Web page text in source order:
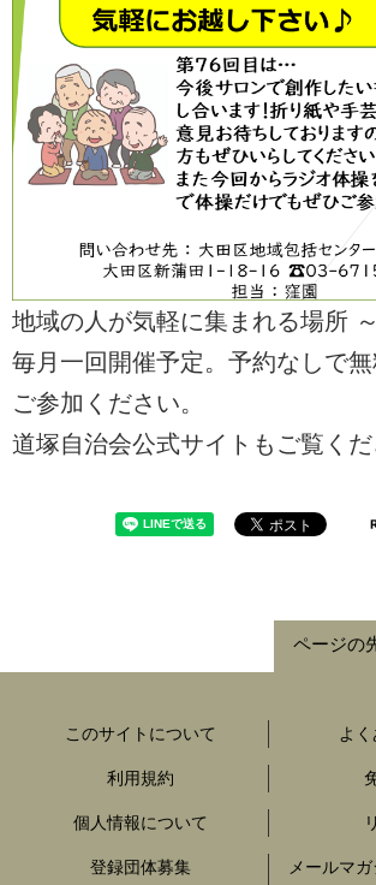
地域の人が気軽に集まれる場所
毎月一回開催予定。予約なしで
ご参加ください。
道塚自治会公式サイトもご覧くだ
ページの
このサイトについて よ
利用規約
個人情報について
登録団体募集 メールマ